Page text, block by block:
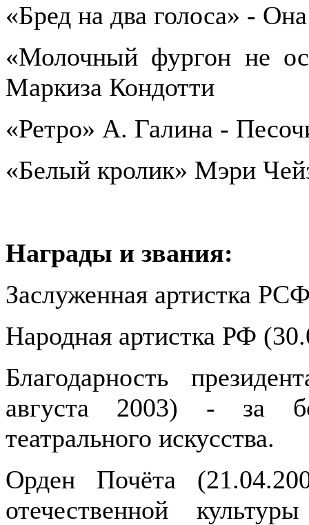
«Бред на два голоса» - Она
«Молочный фургон не
Маркиза Кондотти
«Ретро» А. Галина -
«Белый кролик» Мэри
Награды и звания:
Заслуженная артистка
Народная артистка РФ
Благодарность
августа 2003) - за
театрального искусства.
Орден Почёта
отечественной